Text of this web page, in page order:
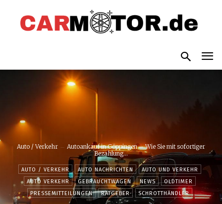
Auto / Verkehr
Autoankauf in Göppingen – Wie Sie mit sofortiger
Bezahlung...
AUTO / VERKEHR AUTO NACHRICHTEN
AUTO UND VERKEHR
AUTO VERKEHR
GEBRAUCHTWAGEN NEWS
OLDTIMER
PRESSEMITTEILUNGEN
RATGEBER SCHROTTHÄNDLER